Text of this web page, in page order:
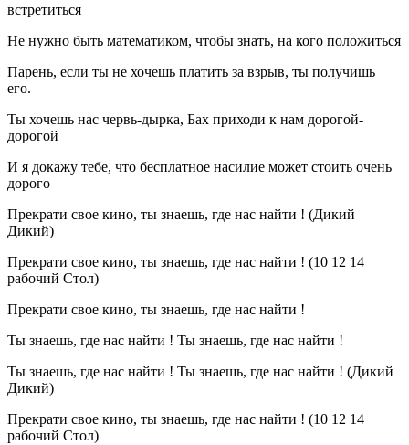
встретиться
Не нужно быть математиком, чтобы знать, на кого положиться
Парень, если ты не хочешь платить за взрыв, ты получишь
его.
Ты хочешь нас червь-дырка, Бах приходи к нам дорогой-
дорогой
И я докажу тебе, что бесплатное насилие может стоить очень
дорого
Прекрати свое кино, ты знаешь, где нас найти ! (Дикий
Дикий)
Прекрати свое кино, ты знаешь, где нас найти ! (10 12 14
рабочий Стол)
Прекрати свое кино, ты знаешь, где нас найти !
Ты знаешь, где нас найти ! Ты знаешь, где нас найти !
Ты знаешь, где нас найти ! Ты знаешь, где нас найти ! (Дикий
Дикий)
Прекрати свое кино, ты знаешь, где нас найти ! (10 12 14
рабочий Стол)